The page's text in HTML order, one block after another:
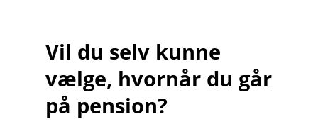
Vil du selv kunne
vælge, hvornår du går
på pension?